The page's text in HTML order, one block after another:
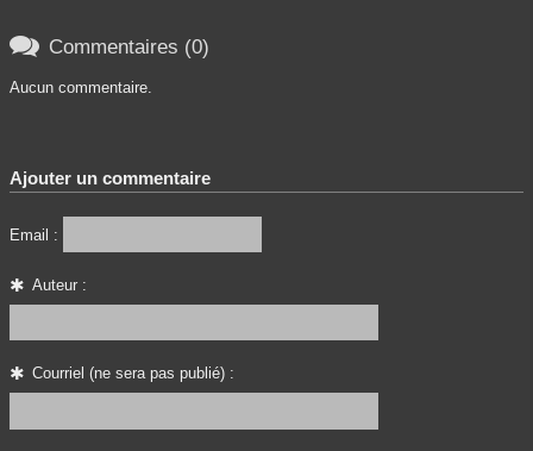
 Commentaires (0)
Aucun commentaire.
Ajouter un commentaire
Email :
Auteur :
Courriel (ne sera pas publié) :